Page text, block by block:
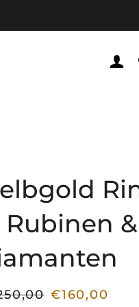
&
Sonderpreis
€160,00